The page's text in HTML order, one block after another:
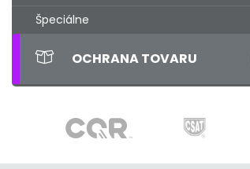
Špeciálne
OCHRANA TOVARU